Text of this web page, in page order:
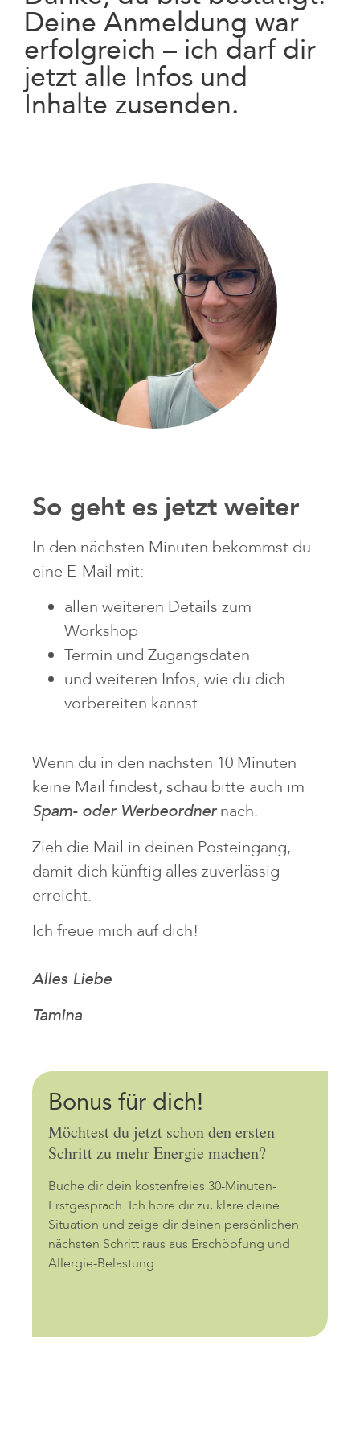
Deine Anmeldung war
erfolgreich – ich darf dir
jetzt alle Infos und
Inhalte zusenden.
So geht es jetzt weiter
In den nächsten Minuten bekommst du
eine E-Mail mit:
allen weiteren Details zum
Workshop
Termin und Zugangsdaten
und weiteren Infos, wie du dich
vorbereiten kannst.
Wenn du in den nächsten 10 Minuten
keine Mail findest, schau bitte auch im
Spam- oder Werbeordnernach.
Zieh die Mail in deinen Posteingang,
damit dich künftig alles zuverlässig
erreicht.
Ich freue mich auf dich!
Alles Liebe
Tamina
Bonus für dich!
Möchtest du jetzt schon den ersten
Schritt zu mehr Energie machen?
Buche dir dein kostenfreies 30-Minuten-
Erstgespräch. Ich höre dir zu, kläre deine
Situation und zeige dir deinen persönlichen
nächsten Schritt raus aus Erschöpfung und
Allergie-Belastung